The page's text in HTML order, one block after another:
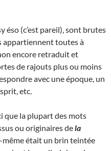
éso (c’est pareil), sont brutes
appartiennent toutes à
encore retraduit et
de rajouts plus ou moins
avec une époque, un
etc.
que la plupart des mots
ou originaires dela
même était un brin teintée